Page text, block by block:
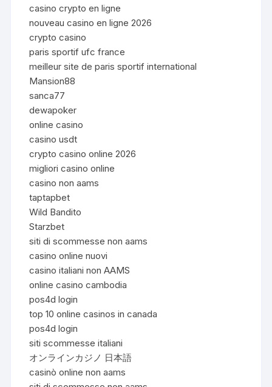
casino crypto en ligne
nouveau casino en ligne 2026
crypto casino
paris sportif ufc france
meilleur site de paris sportif international
Mansion88
sanca77
dewapoker
online casino
casino usdt
crypto casino online 2026
migliori casino online
casino non aams
taptapbet
Wild Bandito
Starzbet
siti di scommesse non aams
casino online nuovi
casino italiani non AAMS
online casino cambodia
pos4d login
top 10 online casinos in canada
pos4d login
siti scommesse italiani
オンラインカジノ 日本語
casinò online non aams